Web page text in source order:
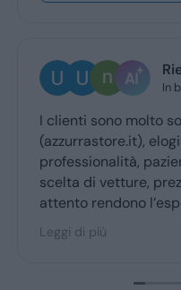
In
I clienti sono molto
(azzurrastore.it),
professionalità,
scelta di vetture,
attento rendono
piacevole per la
Leggi di più